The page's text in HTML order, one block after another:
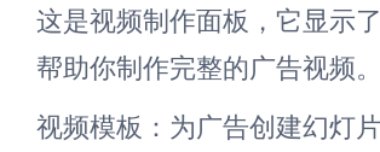
这是视频制作面板，它显示
帮助你制作完整的广告视频。
视频模板：为广告创建幻灯